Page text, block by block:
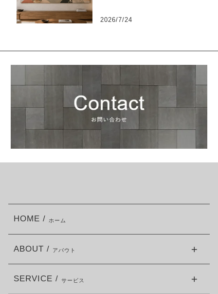
2026/7/24
HOME / ホーム
ABOUT / アバウト
SERVICE / サービス